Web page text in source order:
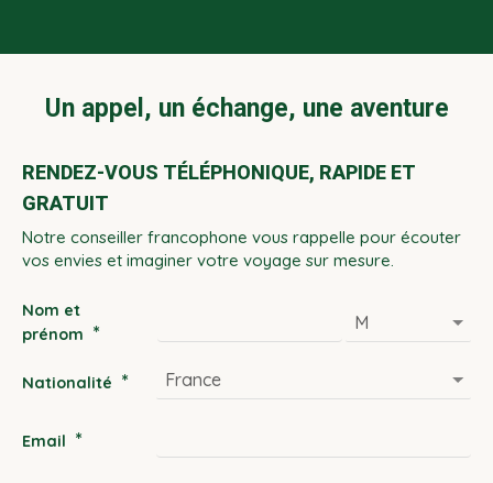
Un appel, un échange, une aventure
RENDEZ-VOUS TÉLÉPHONIQUE, RAPIDE ET
GRATUIT
Notre conseiller francophone vous rappelle pour écouter
vos envies et imaginer votre voyage sur mesure.
Nom et
prénom *
Nationalité *
Email *